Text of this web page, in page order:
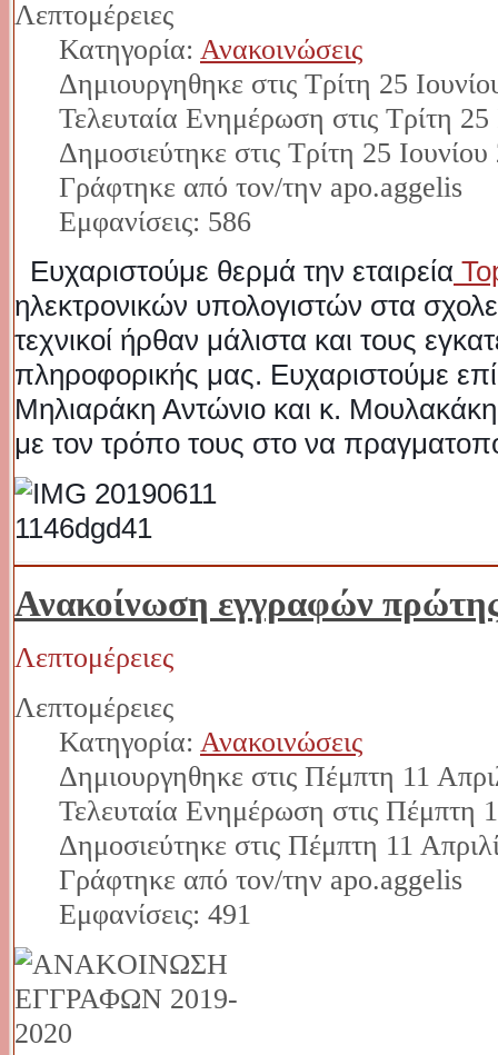
Λεπτομέρειες
Κατηγορία: Ανακοινώσεις
Δημιουργηθηκε στις Τρίτη 25
Τελευταία Ενημέρωση στις Τρίτη
Δημοσιεύτηκε στις Τρίτη 25
Γράφτηκε από τον/την apo.aggelis
Εμφανίσεις: 586
Ευχαριστούμε θερμά την εταιρεία
ηλεκτρονικών υπολογιστών στα
τεχνικοί ήρθαν μάλιστα και τους
πληροφορικής μας. Ευχαριστούμε
Μηλιαράκη Αντώνιο και κ.
με τον τρόπο τους στο να
Ανακοίνωση εγγραφών
Λεπτομέρειες
Λεπτομέρειες
Κατηγορία: Ανακοινώσεις
Δημιουργηθηκε στις Πέμπτη 11
Τελευταία Ενημέρωση στις Πέμπτη
Δημοσιεύτηκε στις Πέμπτη 11
Γράφτηκε από τον/την apo.aggelis
Εμφανίσεις: 491